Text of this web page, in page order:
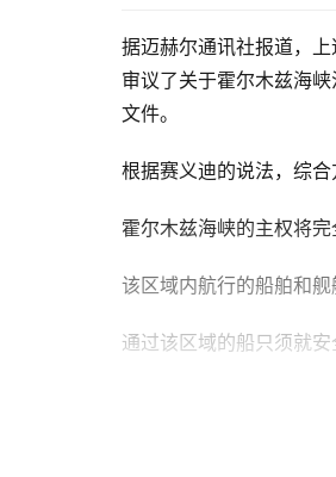
据迈赫尔通讯社报道，
审议了关于霍尔木兹海
文件。
根据赛义迪的说法，综合
霍尔木兹海峡的主权将完
该区域内航行的船舶和舰
通过该区域的船只须就
被伊最高国家安全委员